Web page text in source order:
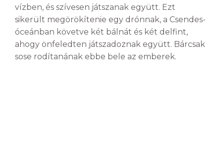
vízben, és szívesen játszanak együtt. Ezt
sikerült megörökítenie egy drónnak, a Csendes-
óceánban követve két bálnát és két delfint,
ahogy önfeledten játszadoznak együtt. Bárcsak
sose rodítanának ebbe bele az emberek.